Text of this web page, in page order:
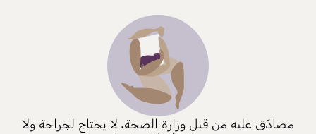
مصادَق عليه من قبل وزارة الصحة، لا يحتاج لجراحة ولا